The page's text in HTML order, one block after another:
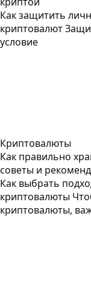
Как защитить
криптовалют
условие
Криптовалюты
Как правильно
советы и
Как выбрать
криптовалюты
криптовалюты,